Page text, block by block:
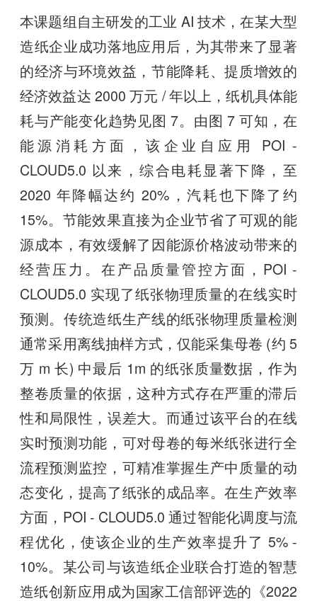
本课题组自主研发的工业 AI 技术，在某大型
造纸企业成功落地应用后，为其带来了显著
的经济与环境效益，节能降耗、提质增效的
经济效益达 2000 万元 / 年以上，纸机具体能
耗与产能变化趋势见图 7。由图 7 可知，在
能源消耗方面，该企业自应用 POI -
CLOUD5.0 以来，综合电耗显著下降，至
2020 年降幅达约 20%，汽耗也下降了约
15%。节能效果直接为企业节省了可观的能
源成本，有效缓解了因能源价格波动带来的
经营压力。在产品质量管控方面，POI -
CLOUD5.0 实现了纸张物理质量的在线实时
预测。传统造纸生产线的纸张物理质量检测
通常采用离线抽样方式，仅能采集母卷 (约 5
万 m 长) 中最后 1m 的纸张质量数据，作为
整卷质量的依据，这种方式存在严重的滞后
性和局限性，误差大。而通过该平台的在线
实时预测功能，可对母卷的每米纸张进行全
流程预测监控，可精准掌握生产中质量的动
态变化，提高了纸张的成品率。在生产效率
方面，POI - CLOUD5.0 通过智能化调度与流
程优化，使该企业的生产效率提升了 5% -
10%。某公司与该造纸企业联合打造的智慧
造纸创新应用成为国家工信部评选的《2022